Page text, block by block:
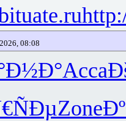
08:08
Acca
Zone